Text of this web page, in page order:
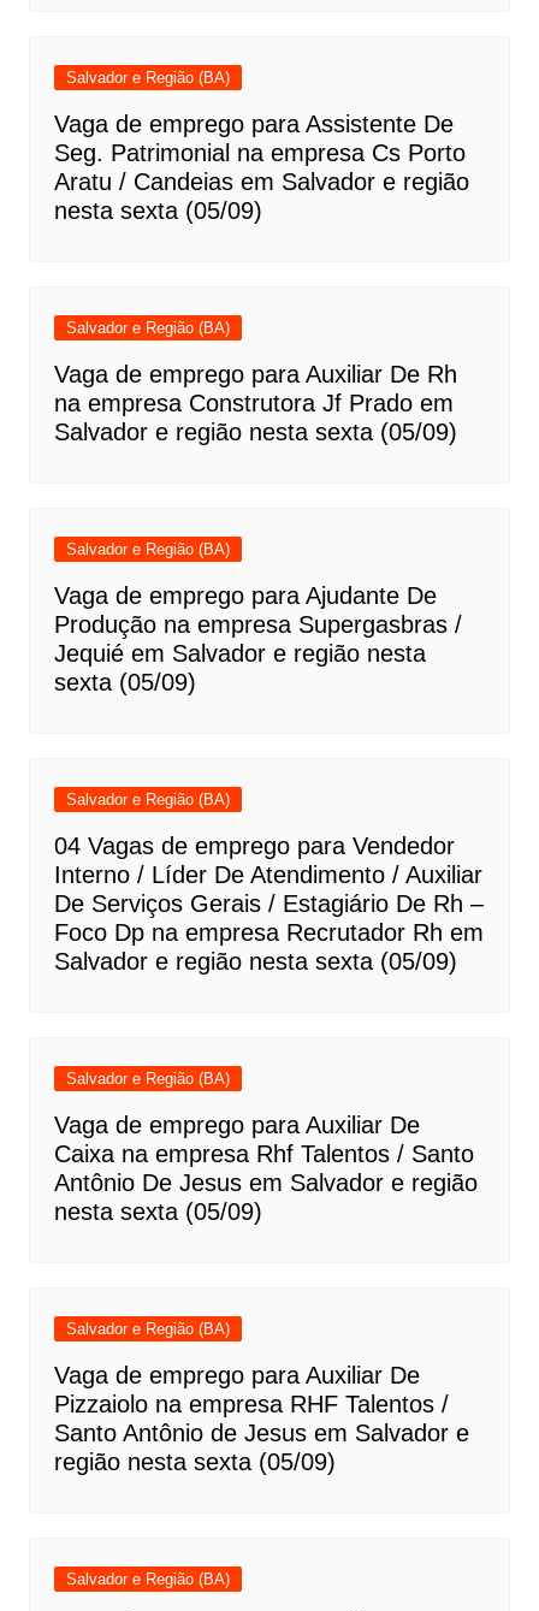
Salvador e Região (BA)
Vaga de emprego para Assistente De
Seg. Patrimonial na empresa Cs Porto
Aratu / Candeias em Salvador e região
nesta sexta (05/09)
Salvador e Região (BA)
Vaga de emprego para Auxiliar De Rh
na empresa Construtora Jf Prado em
Salvador e região nesta sexta (05/09)
Salvador e Região (BA)
Vaga de emprego para Ajudante De
Produção na empresa Supergasbras /
Jequié em Salvador e região nesta
sexta (05/09)
Salvador e Região (BA)
04 Vagas de emprego para Vendedor
Interno / Líder De Atendimento / Auxiliar
De Serviços Gerais / Estagiário De Rh –
Foco Dp na empresa Recrutador Rh em
Salvador e região nesta sexta (05/09)
Salvador e Região (BA)
Vaga de emprego para Auxiliar De
Caixa na empresa Rhf Talentos / Santo
Antônio De Jesus em Salvador e região
nesta sexta (05/09)
Salvador e Região (BA)
Vaga de emprego para Auxiliar De
Pizzaiolo na empresa RHF Talentos /
Santo Antônio de Jesus em Salvador e
região nesta sexta (05/09)
Salvador e Região (BA)